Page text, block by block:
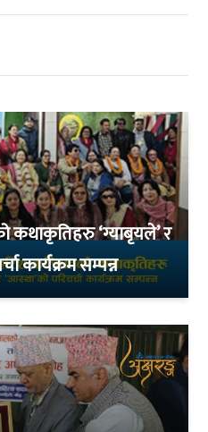
कथाकृतिहरु ‘ग्याबृयले’ र
कार्यक्रम सम्पन्न